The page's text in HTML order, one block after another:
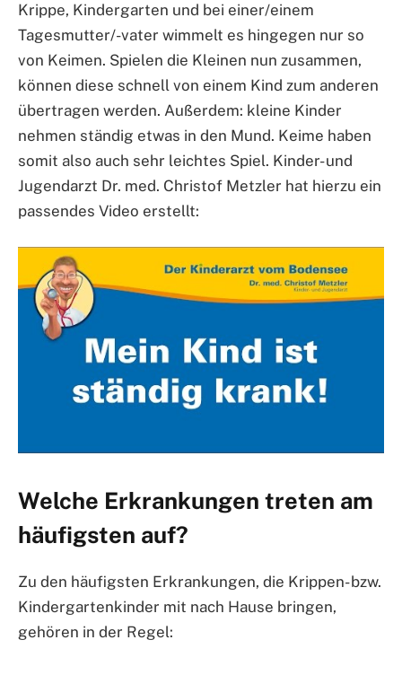
Krippe, Kindergarten und bei einer/einem
Tagesmutter/-vater wimmelt es hingegen nur so
von Keimen. Spielen die Kleinen nun zusammen,
können diese schnell von einem Kind zum anderen
übertragen werden. Außerdem: kleine Kinder
nehmen ständig etwas in den Mund. Keime haben
somit also auch sehr leichtes Spiel. Kinder- und
Jugendarzt Dr. med. Christof Metzler hat hierzu ein
passendes Video erstellt:
Welche Erkrankungen treten am
häufigsten auf?
Zu den häufigsten Erkrankungen, die Krippen- bzw.
Kindergartenkinder mit nach Hause bringen,
gehören in der Regel: